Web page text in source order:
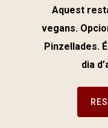
Aquest
vegans.
Pinzellades.
dia